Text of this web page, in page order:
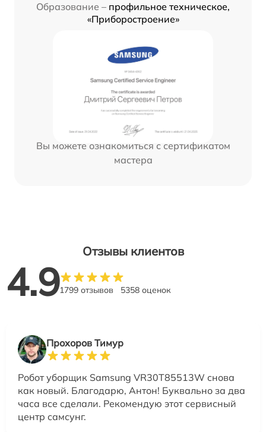
Образование – профильное техническое,
«Приборостроение»
Вы можете ознакомиться с сертификатом
мастера
Отзывы клиентов
4.91799 отзывов 5358 оценок
Прохоров Тимур
Робот уборщик Samsung VR30T85513W снова
как новый. Благодарю, Антон! Буквально за два
часа все сделали. Рекомендую этот сервисный
центр самсунг.